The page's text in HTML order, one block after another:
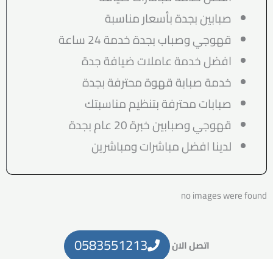
صبابين بجدة بأسعار مناسبة
قهوجي وصباب بجدة خدمة 24 ساعة
افضل خدمة عاملات ضيافة جدة
خدمة صبابة قهوة محترفة بجدة
صبابات محترفة بتنظيم مناسبتك
قهوجي وصبابين خبرة 20 عام بجدة
لدينا افضل مباشرات ومباشرين
no images were found
اتصل الان 0583551213